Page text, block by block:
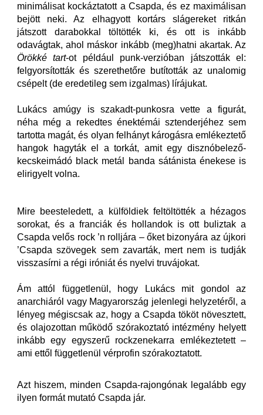
minimálisat kockáztatott a Csapda, és ez maximálisan
bejött neki. Az elhagyott kortárs slágereket ritkán
játszott darabokkal töltötték ki, és ott is inkább
odavágtak, ahol máskor inkább (meg)hatni akartak. Az
Örökké tart-ot például punk-verzióban játszották el:
felgyorsították és szerethetőre butították az unalomig
csépelt (de eredetileg sem izgalmas) lírájukat.
Lukács amúgy is szakadt-punkosra vette a figurát,
néha még a rekedtes énektémái sztenderjéhez sem
tartotta magát, és olyan felhányt károgásra emlékeztető
hangok hagyták el a torkát, amit egy disznóbelező-
kecskeimádó black metál banda sátánista énekese is
elirigyelt volna.
Mire beesteledett, a külföldiek feltöltötték a hézagos
sorokat, és a franciák és hollandok is ott buliztak a
Csapda velős rock ’n rolljára – őket bizonyára az újkori
’Csapda szövegek sem zavarták, mert nem is tudják
visszasírni a régi iróniát és nyelvi truvájokat.
Ám attól függetlenül, hogy Lukács mit gondol az
anarchiáról vagy Magyarország jelenlegi helyzetéről, a
lényeg mégiscsak az, hogy a Csapda tököt növesztett,
és olajozottan működő szórakoztató intézmény helyett
inkább egy egyszerű rockzenekarra emlékeztetett –
ami ettől függetlenül vérprofin szórakoztatott.
Azt hiszem, minden Csapda-rajongónak legalább egy
ilyen formát mutató Csapda jár.